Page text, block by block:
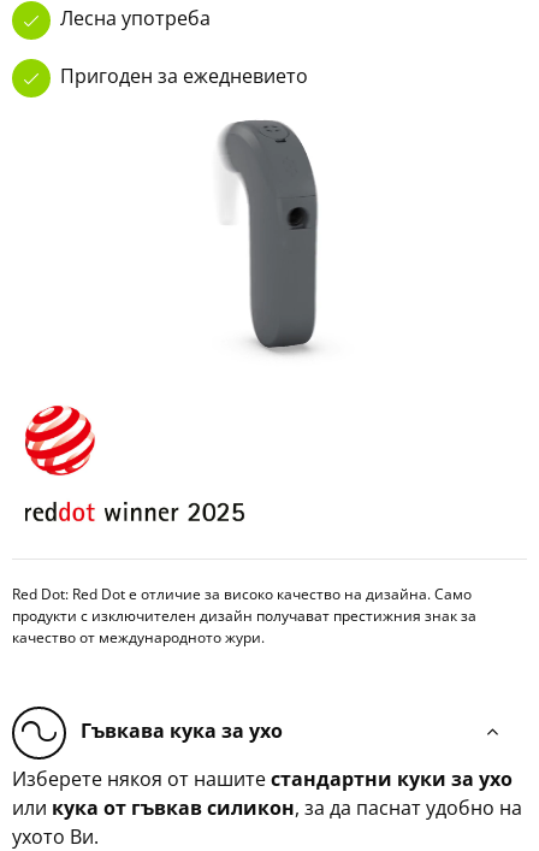
Лесна употреба
Пригоден за ежедневието
Red Dot: Red Dot е отличие за високо качество на дизайна. Само
продукти с изключителен дизайн получават престижния знак за
качество от международното жури.
Гъвкава кука за ухо
Изберете някоя от нашитестандартни куки за ухо
или кука от гъвкав силикон, за да паснат удобно на
ухото Ви.